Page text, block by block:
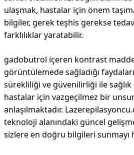
ulaşmak, hastalar için önem
bilgiler, gerek teşhis gerekse
farklılıklar yaratabilir.
gadobutrol içeren kontrast
görüntülemede sağladığı
sürekliliği ve güvenilirliği ile
hastalar için vazgeçilmez bir
anlaşılmaktadır.
teknoloji alanındaki güncel
sizlere en doğru bilgileri sunmayı